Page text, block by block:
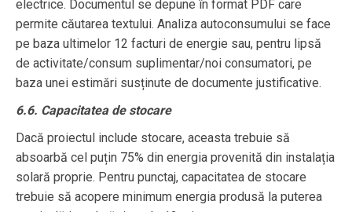
electrice. Documentul se depune în format PDF care
permite căutarea textului. Analiza autoconsumului se face
pe baza ultimelor 12 facturi de energie sau, pentru lipsă
de activitate/consum suplimentar/noi consumatori, pe
baza unei estimări susținute de documente justificative.
6.6. Capacitatea de stocare
Dacă proiectul include stocare, aceasta trebuie să
absoarbă cel puțin 75% din energia provenită din instalația
solară proprie. Pentru punctaj, capacitatea de stocare
trebuie să acopere minimum energia produsă la puterea